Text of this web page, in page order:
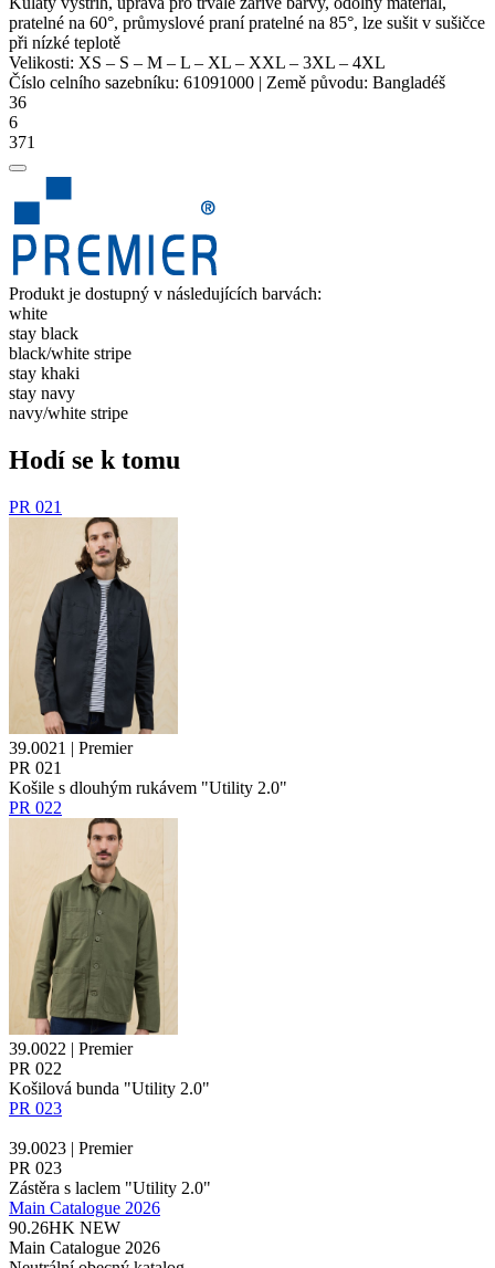
pratelné na 60°, průmyslové praní pratelné na 85°, lze sušit v sušičce
při nízké teplotě
Velikosti: XS – S – M – L – XL – XXL – 3XL – 4XL
Číslo celního sazebníku: 61091000 | Země původu: Bangladéš
36
6
371
Produkt je dostupný v následujících barvách:
white
stay black
black/​white stripe
stay khaki
stay navy
navy/​white stripe
Hodí se k tomu
PR 021
39.0021 | Premier
PR 021
Košile s dlouhým rukávem "Utility 2.0"
PR 022
39.0022 | Premier
PR 022
Košilová bunda "Utility 2.0"
PR 023
39.0023 | Premier
PR 023
Zástěra s laclem "Utility 2.0"
Main Catalogue 2026
90.26HK NEW
Main Catalogue 2026